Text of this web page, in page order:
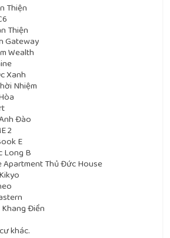
Thiện
Thiện
Gateway
Wealth
Xanh
Nhiệm
Đào
2
E
Long B
Apartment Thủ Đức House
Điền
khác.